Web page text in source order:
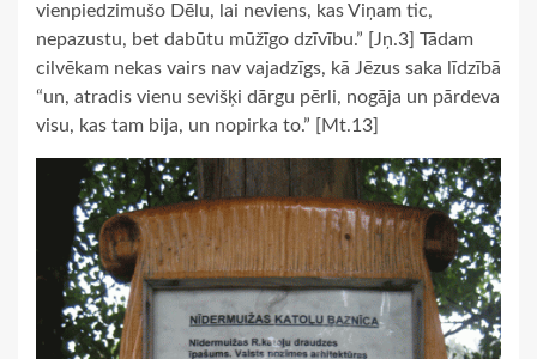
vienpiedzimušo Dēlu, lai neviens, kas Viņam tic,
nepazustu, bet dabūtu mūžīgo dzīvību.” [Jņ.3] Tādam
cilvēkam nekas vairs nav vajadzīgs, kā Jēzus saka līdzībā
“un, atradis vienu sevišķi dārgu pērli, nogāja un pārdeva
visu, kas tam bija, un nopirka to.” [Mt.13]